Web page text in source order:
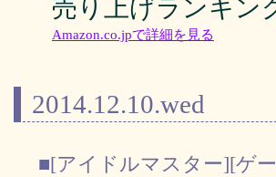
売り上げランキン
Amazon.co.jpで詳細を見る
2014.12.10.wed
■[アイドルマスター][ゲ